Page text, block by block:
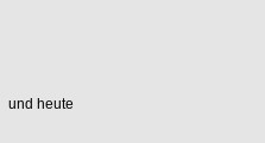
und heute